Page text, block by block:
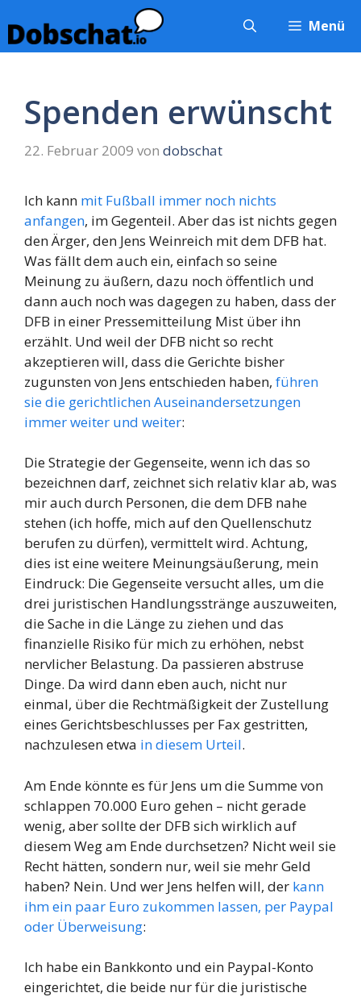
Inhalt
springen
Menü
Spenden erwünscht
22. Februar 2009 von dobschat
Ich kann mit Fußball immer noch nichts
anfangen, im Gegenteil. Aber das ist nichts gegen
den Ärger, den Jens Weinreich mit dem DFB hat.
Was fällt dem auch ein, einfach so seine
Meinung zu äußern, dazu noch öffentlich und
dann auch noch was dagegen zu haben, dass der
DFB in einer Pressemitteilung Mist über ihn
erzählt. Und weil der DFB nicht so recht
akzeptieren will, dass die Gerichte bisher
zugunsten von Jens entschieden haben, führen
sie die gerichtlichen Auseinandersetzungen
immer weiter und weiter:
Die Strategie der Gegenseite, wenn ich das so
bezeichnen darf, zeichnet sich relativ klar ab, was
mir auch durch Personen, die dem DFB nahe
stehen (ich hoffe, mich auf den Quellenschutz
berufen zu dürfen), vermittelt wird. Achtung,
dies ist eine weitere Meinungsäußerung, mein
Eindruck: Die Gegenseite versucht alles, um die
drei juristischen Handlungsstränge auszuweiten,
die Sache in die Länge zu ziehen und das
finanzielle Risiko für mich zu erhöhen, nebst
nervlicher Belastung. Da passieren abstruse
Dinge. Da wird dann eben auch, nicht nur
einmal, über die Rechtmäßigkeit der Zustellung
eines Gerichtsbeschlusses per Fax gestritten,
nachzulesen etwa in diesem Urteil.
Am Ende könnte es für Jens um die Summe von
schlappen 70.000 Euro gehen – nicht gerade
wenig, aber sollte der DFB sich wirklich auf
diesem Weg am Ende durchsetzen? Nicht weil sie
Recht hätten, sondern nur, weil sie mehr Geld
haben? Nein. Und wer Jens helfen will, der kann
ihm ein paar Euro zukommen lassen, per Paypal
oder Überweisung:
Ich habe ein Bankkonto und ein Paypal-Konto
eingerichtet, die beide nur für die juristische